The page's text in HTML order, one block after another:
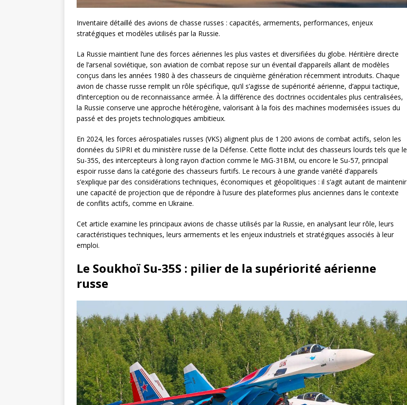
Inventaire détaillé des avions de chasse russes : capacités, armements, performances, enjeux
stratégiques et modèles utilisés par la Russie.
La Russie maintient l’une des forces aériennes les plus vastes et diversifiées du globe. Héritière directe
de l’arsenal soviétique, son aviation de combat repose sur un éventail d’appareils allant de modèles
conçus dans les années 1980 à des chasseurs de cinquième génération récemment introduits. Chaque
avion de chasse russe remplit un rôle spécifique, qu’il s’agisse de supériorité aérienne, d’appui tactique,
d’interception ou de reconnaissance armée. À la différence des doctrines occidentales plus centralisées,
la Russie conserve une approche hétérogène, valorisant à la fois des machines modernisées issues du
passé et des projets technologiques ambitieux.
En 2024, les forces aérospatiales russes (VKS) alignent plus de 1 200 avions de combat actifs, selon les
données du SIPRI et du ministère russe de la Défense. Cette flotte inclut des chasseurs lourds tels que le
Su-35S, des intercepteurs à long rayon d’action comme le MiG-31BM, ou encore le Su-57, principal
espoir russe dans la catégorie des chasseurs furtifs. Le recours à une grande variété d’appareils
s’explique par des considérations techniques, économiques et géopolitiques : il s’agit autant de maintenir
une capacité de projection que de répondre à l’usure des plateformes plus anciennes dans le contexte
de conflits actifs, comme en Ukraine.
Cet article examine les principaux avions de chasse utilisés par la Russie, en analysant leur rôle, leurs
caractéristiques techniques, leurs armements et les enjeux industriels et stratégiques associés à leur
emploi.
Le Soukhoï Su-35S : pilier de la supériorité aérienne
russe